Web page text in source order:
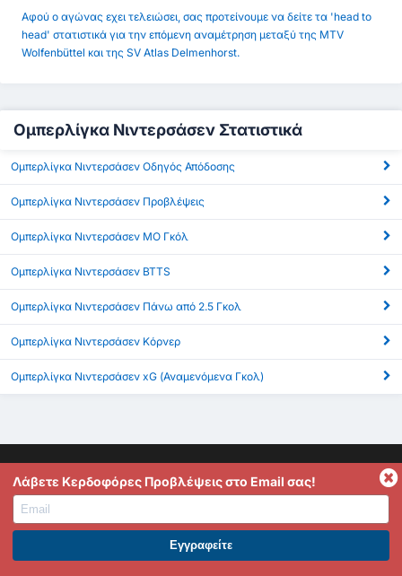
Αφού ο αγώνας εχει τελειώσει, σας προτείνουμε να δείτε τα 'head to
head' στατιστικά για την επόμενη αναμέτρηση μεταξύ της MTV
Wolfenbüttel και της SV Atlas Delmenhorst.
Ομπερλίγκα Νιντερσάσεν Στατιστικά
Ομπερλίγκα Νιντερσάσεν Οδηγός Απόδοσης
Ομπερλίγκα Νιντερσάσεν Προβλέψεις
Ομπερλίγκα Νιντερσάσεν ΜΟ Γκόλ
Ομπερλίγκα Νιντερσάσεν BTTS
Ομπερλίγκα Νιντερσάσεν Πάνω από 2.5 Γκολ
Ομπερλίγκα Νιντερσάσεν Κόρνερ
Ομπερλίγκα Νιντερσάσεν xG (Αναμενόμενα Γκολ)
Το FootyStats είναι η καλύτερη πηγή για στατιστικά όπως
Γκόλ, Over 2.5/Under 2.5, HT/FT, Dynamic In-Play Stats και
πολλά παραπάνω. Αν έχεις ερωτήσεις, σκέψεις ή σχόλια
ΕΓΓΡΑΦΕΙΤΕ ΣΤΟ PREMIUM. ΕΠΩΦΕΛΗΘΕΙΤΕ ΤΩΡΑ.
Λάβετε Κερδοφόρες Προβλέψεις στο Email σας!